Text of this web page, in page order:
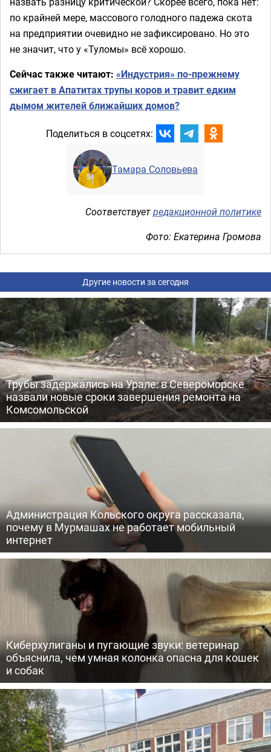
по крайней мере, массового голодного падежа скота
на предприятии очевидно не зафиксировано. Но это
не значит, что у «Туломы» всё хорошо.
Сейчас также читают: «Индустрия» по-прежнему
сжигает в Апатитах трупы коров и травит едким
дымом жителей ближайших домов?
Поделиться в соцсетях:
Тамара Соловьева
Соответствуетредакционной политике
Фото: Екатерина Громова
Другие новости за сегодня
Трубы задержались на Урале: в Североморске
назвали новые сроки завершения ремонта на
Комсомольской
Администрация Кольского округа рассказала,
почему в Мурмашах не работает мобильный
интернет
Киберхулиганы и пугающие звуки: ветеринар
объяснила, чем умная колонка опасна для кошек
и собак